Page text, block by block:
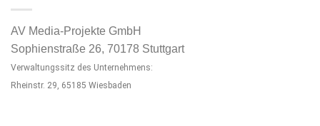
AV Media-Projekte GmbH
Sophienstraße 26, 70178 Stuttgart
Verwaltungssitz des Unternehmens:
Rheinstr. 29, 65185 Wiesbaden